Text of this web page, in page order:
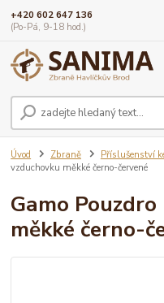
+420 602 647 136
(Po-Pá, 9-18 hod.)
Úvod Zbraně Příslušenství
vzduchovku měkké černo-červené
Gamo
měkké černo-